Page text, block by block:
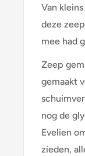
Van
deze
mee had
Zeep
gemaakt
nog de
Evelien
zieden,